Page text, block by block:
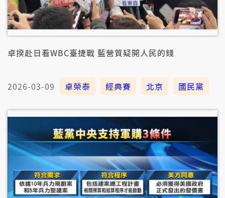
卓揆赴日看WBC臺捷戰 藍營質疑開人民的錢
2026-03-09 卓榮泰 經典賽 北京 國民黨